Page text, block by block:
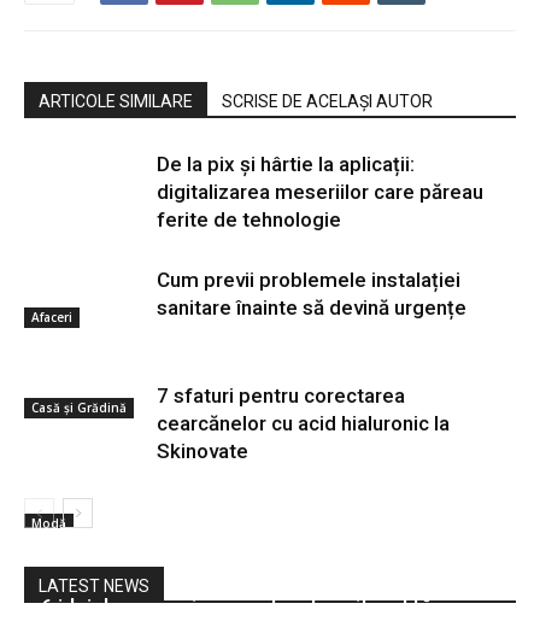
ARTICOLE SIMILARE SCRISE DE ACELAȘI AUTOR
Afaceri
De la pix şi hârtie la aplicații:
digitalizarea meseriilor care păreau
ferite de tehnologie
Casă și Grădină
Cum previi problemele instalației
sanitare înainte să devină urgențe
Modă
7 sfaturi pentru corectarea
cearcănelor cu acid hialuronic la
Skinovate
LATEST NEWS
6 idei de amenajare pentru dormitorul tău